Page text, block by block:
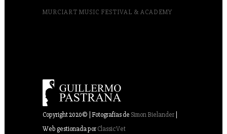
MURCIART MUSIC FESTIVAL & ACADEMY
Copyright 2020© | Fotografías de Simon Bielander
Web gestionada porClassicVet